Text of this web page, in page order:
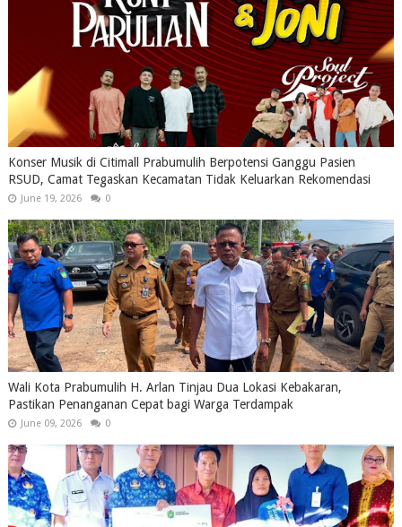
Konser Musik di Citimall Prabumulih Berpotensi Ganggu Pasien
RSUD, Camat Tegaskan Kecamatan Tidak Keluarkan Rekomendasi
June 19, 2026 0
Wali Kota Prabumulih H. Arlan Tinjau Dua Lokasi Kebakaran,
Pastikan Penanganan Cepat bagi Warga Terdampak
June 09, 2026 0